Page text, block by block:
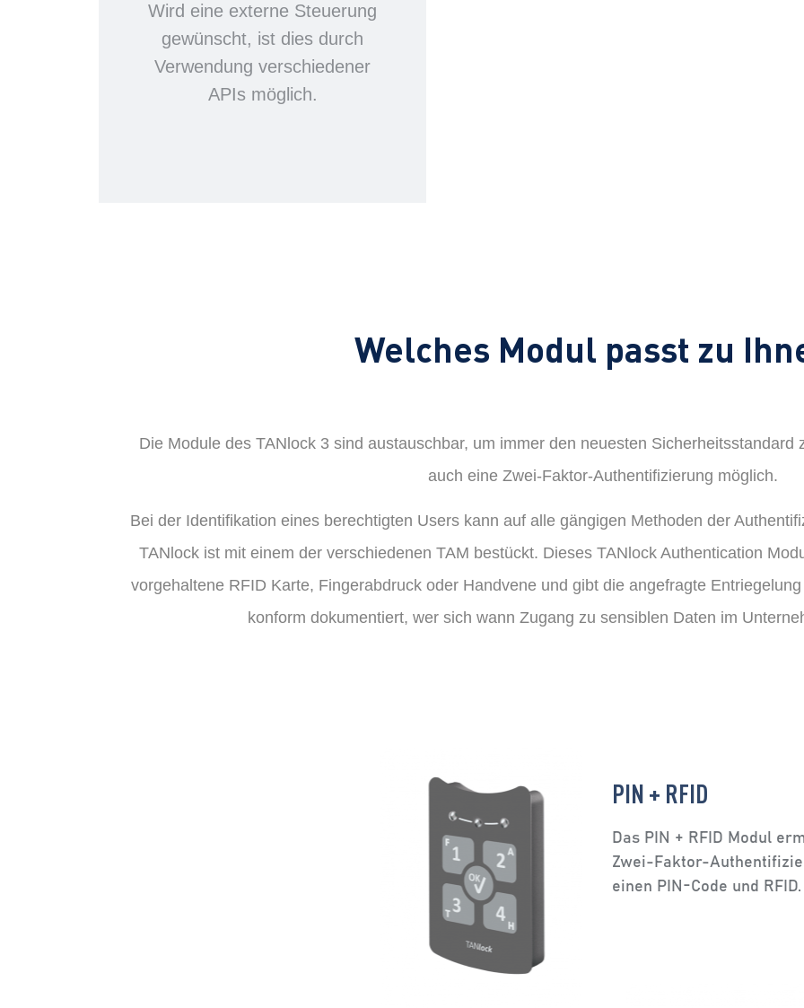
Wird eine externe Steuerung
gewünscht, ist dies durch
Verwendung verschiedener
APIs möglich.
Welches Modul passt zu
Die Module des TANlock 3 sind austauschbar, um immer den neuesten
auch eine Zwei-Faktor-Authentifizierung möglich.
Bei der Identifikation eines berechtigten Users kann auf alle gängigen Methoden der
TANlock ist mit einem der verschiedenen TAM bestückt. Dieses TANlock Authentication
vorgehaltene RFID Karte, Fingerabdruck oder Handvene und gibt die angefragte
konform dokumentiert, wer sich wann Zugang zu sensiblen Daten im
PIN + RFID
Das PIN + RFID Modul
Zwei-Faktor-
einen PIN-Code und RFID.